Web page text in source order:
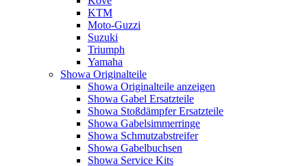
KTM
Moto-Guzzi
Suzuki
Triumph
Yamaha
Showa Originalteile
Showa Originalteile anzeigen
Showa Gabel Ersatzteile
Showa Stoßdämpfer Ersatzteile
Showa Gabelsimmerringe
Showa Schmutzabstreifer
Showa Gabelbuchsen
Showa Service Kits